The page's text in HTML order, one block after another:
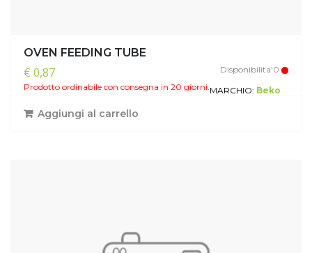
OVEN FEEDING TUBE
€ 0,87
Disponibilita'0
Prodotto ordinabile con consegna in 20 giorni.MARCHIO: Beko
Aggiungi al carrello